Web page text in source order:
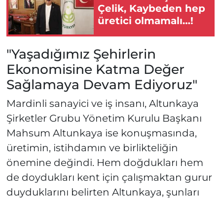
Çelik, Kaybeden hep
üretici olmamalı…!
"Yaşadığımız Şehirlerin
Ekonomisine Katma Değer
Sağlamaya Devam Ediyoruz"
Mardinli sanayici ve iş insanı, Altunkaya
Şirketler Grubu Yönetim Kurulu Başkanı
Mahsum Altunkaya ise konuşmasında,
üretimin, istihdamın ve birlikteliğin
önemine değindi. Hem doğdukları hem
de doydukları kent için çalışmaktan gurur
duyduklarını belirten Altunkaya, şunları